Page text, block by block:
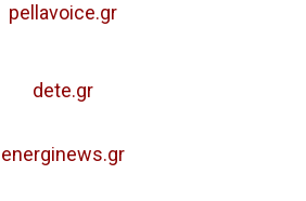
pellavoice.gr
dete.gr
energinews.gr